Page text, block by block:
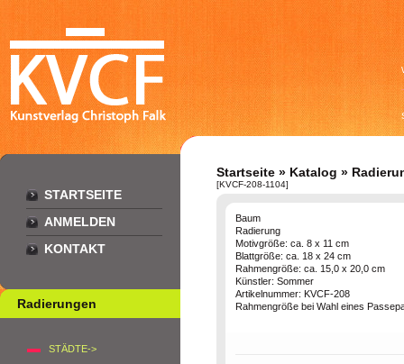
STARTSEITE
ANMELDEN
KONTAKT
Radierungen
STÄDTE->
Startseite » Katalog »
[KVCF-208-1104]
Baum
Radierung
Motivgröße: ca. 8 x 11 cm
Blattgröße: ca. 18 x 24 cm
Rahmengröße: ca. 15,0 x 20,0 cm
Künstler: Sommer
Artikelnummer: KVCF-208
Rahmengröße bei Wahl eines